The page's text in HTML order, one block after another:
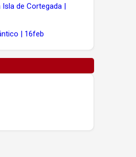
Isla de Cortegada |
| 16feb